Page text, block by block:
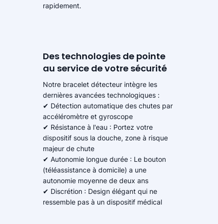
rapidement.
Des technologies de pointe
au service de votre sécurité
Notre bracelet détecteur intègre les
dernières avancées technologiques :
✔ Détection automatique des chutes par
accéléromètre et gyroscope
✔ Résistance à l'eau : Portez votre
dispositif sous la douche, zone à risque
majeur de chute
✔ Autonomie longue durée : Le bouton
(téléassistance à domicile) a une
autonomie moyenne de deux ans
✔ Discrétion : Design élégant qui ne
ressemble pas à un dispositif médical